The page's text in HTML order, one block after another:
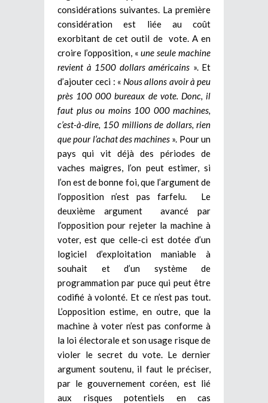
considérations suivantes. La première
considération est liée au coût
exorbitant de cet outil de vote. A en
croire l’opposition, «une seule machine
revient à 1500 dollars américains ». Et
d’ajouter ceci : « Nous allons avoir à peu
près 100 000 bureaux de vote. Donc, il
faut plus ou moins 100 000 machines,
c’est-à-dire, 150 millions de dollars, rien
que pour l’achat des machines ». Pour un
pays qui vit déjà des périodes de
vaches maigres, l’on peut estimer, si
l’on est de bonne foi, que l’argument de
l’opposition n’est pas farfelu. Le
deuxième argument avancé par
l’opposition pour rejeter la machine à
voter, est que celle-ci est dotée d’un
logiciel d’exploitation maniable à
souhait et d’un système de
programmation par puce qui peut être
codifié à volonté. Et ce n’est pas tout.
L’opposition estime, en outre, que la
machine à voter n’est pas conforme à
la loi électorale et son usage risque de
violer le secret du vote. Le dernier
argument soutenu, il faut le préciser,
par le gouvernement coréen, est lié
aux risques potentiels en cas